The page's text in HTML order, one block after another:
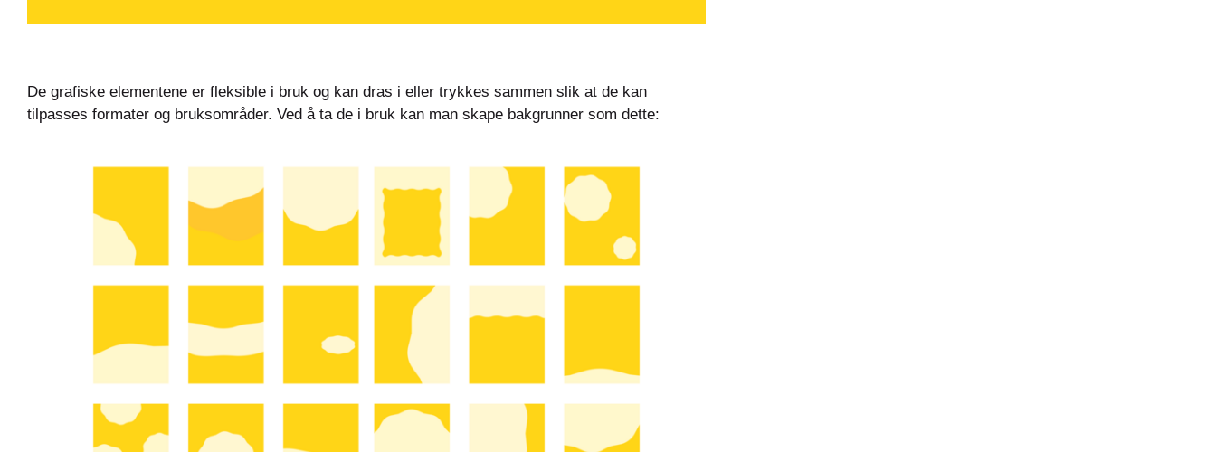
De grafiske elementene er fleksible i bruk og kan dras i eller trykkes sammen slik at de kan
tilpasses formater og bruksområder. Ved å ta de i bruk kan man skape bakgrunner som dette: